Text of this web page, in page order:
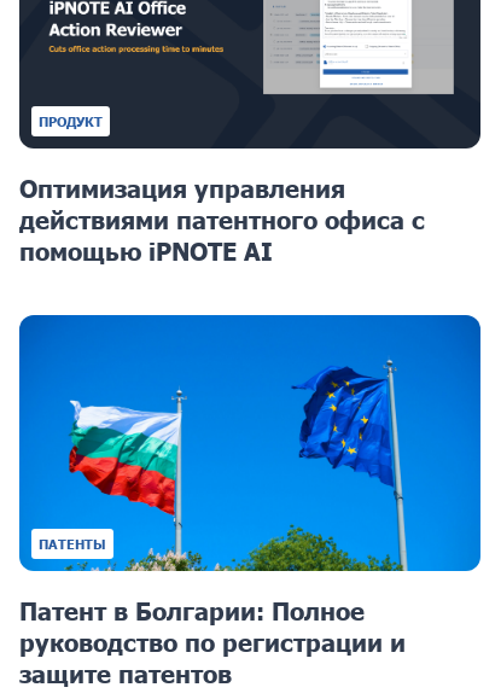
ПРОДУКТ
Оптимизация управления
действиями патентного офиса с
помощью iPNOTE AI
ПАТЕНТЫ
Патент в Болгарии: Полное
руководство по регистрации и
защите патентов